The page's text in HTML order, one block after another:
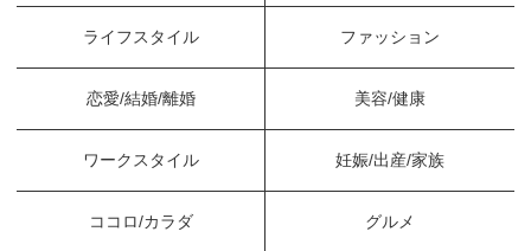
ライフスタイル ファッション
恋愛/結婚/離婚 美容/健康
ワークスタイル 妊娠/出産/家族
ココロ/カラダ グルメ